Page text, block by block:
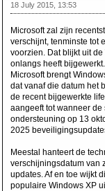
18 July 2015, 13:53
Microsoft zal zijn
verschijnt, tenminste tot
voorzien. Dat blijkt uit
onlangs heeft bijgewerkt.
Microsoft brengt
dat vanaf die datum het
de recent bijgewerkte
aangeeft tot wanneer
ondersteuning op 13
2025
Meestal hanteert de
verschijningsdatum van
updates. Af en toe wijkt
populaire Windows XP